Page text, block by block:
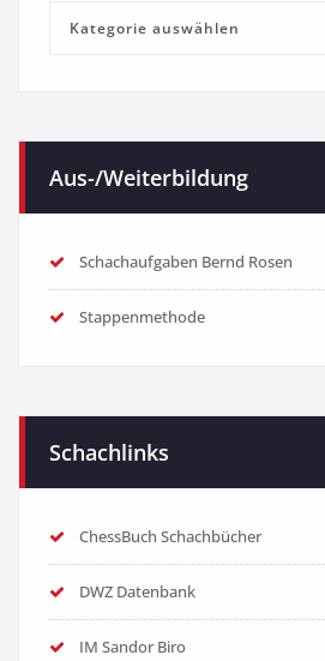
Kategorien
Aus-/Weiterbildung
Schachaufgaben Bernd Rosen
Stappenmethode
Schachlinks
ChessBuch Schachbücher
DWZ Datenbank
IM Sandor Biro